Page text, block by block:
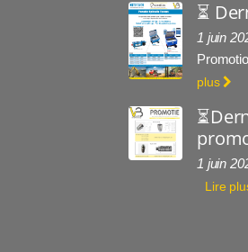
⏳
1 juin
plus
1 juin
Lire